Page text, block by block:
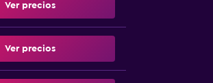
Ver precios
Ver precios